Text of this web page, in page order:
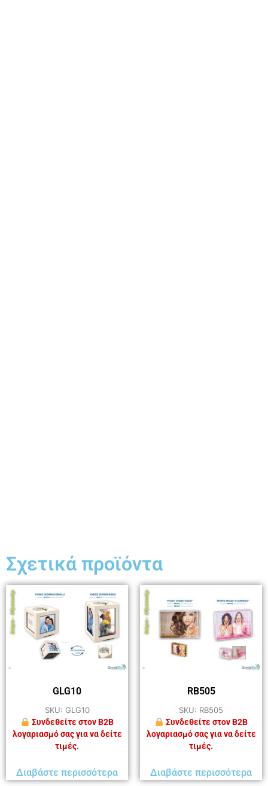
Σχετικά προϊόντα
GLG10
SKU: GLG10
Συνδεθείτε στον B2B
λογαριασμό σας για να δείτε
τιμές.
Διαβάστε περισσότερα
RB505
SKU: RB505
Συνδεθείτε στον B2B
λογαριασμό σας για να δείτε
τιμές.
Διαβάστε περισσότερα